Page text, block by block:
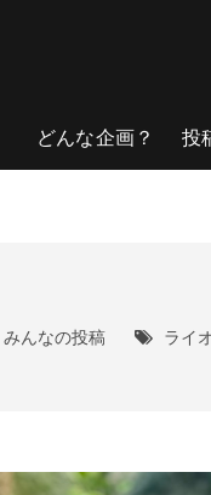
どんな企画？ 投
みんなの投稿 ライ